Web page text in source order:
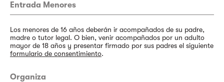
Entrada Menores
Los menores de 16 años deberán ir acompañados de su padre,
madre o tutor legal. O bien, venir acompañados por un adulto
mayor de 18 años y presentar firmado por sus padres el siguiente
formulario de consentimiento.
Organiza